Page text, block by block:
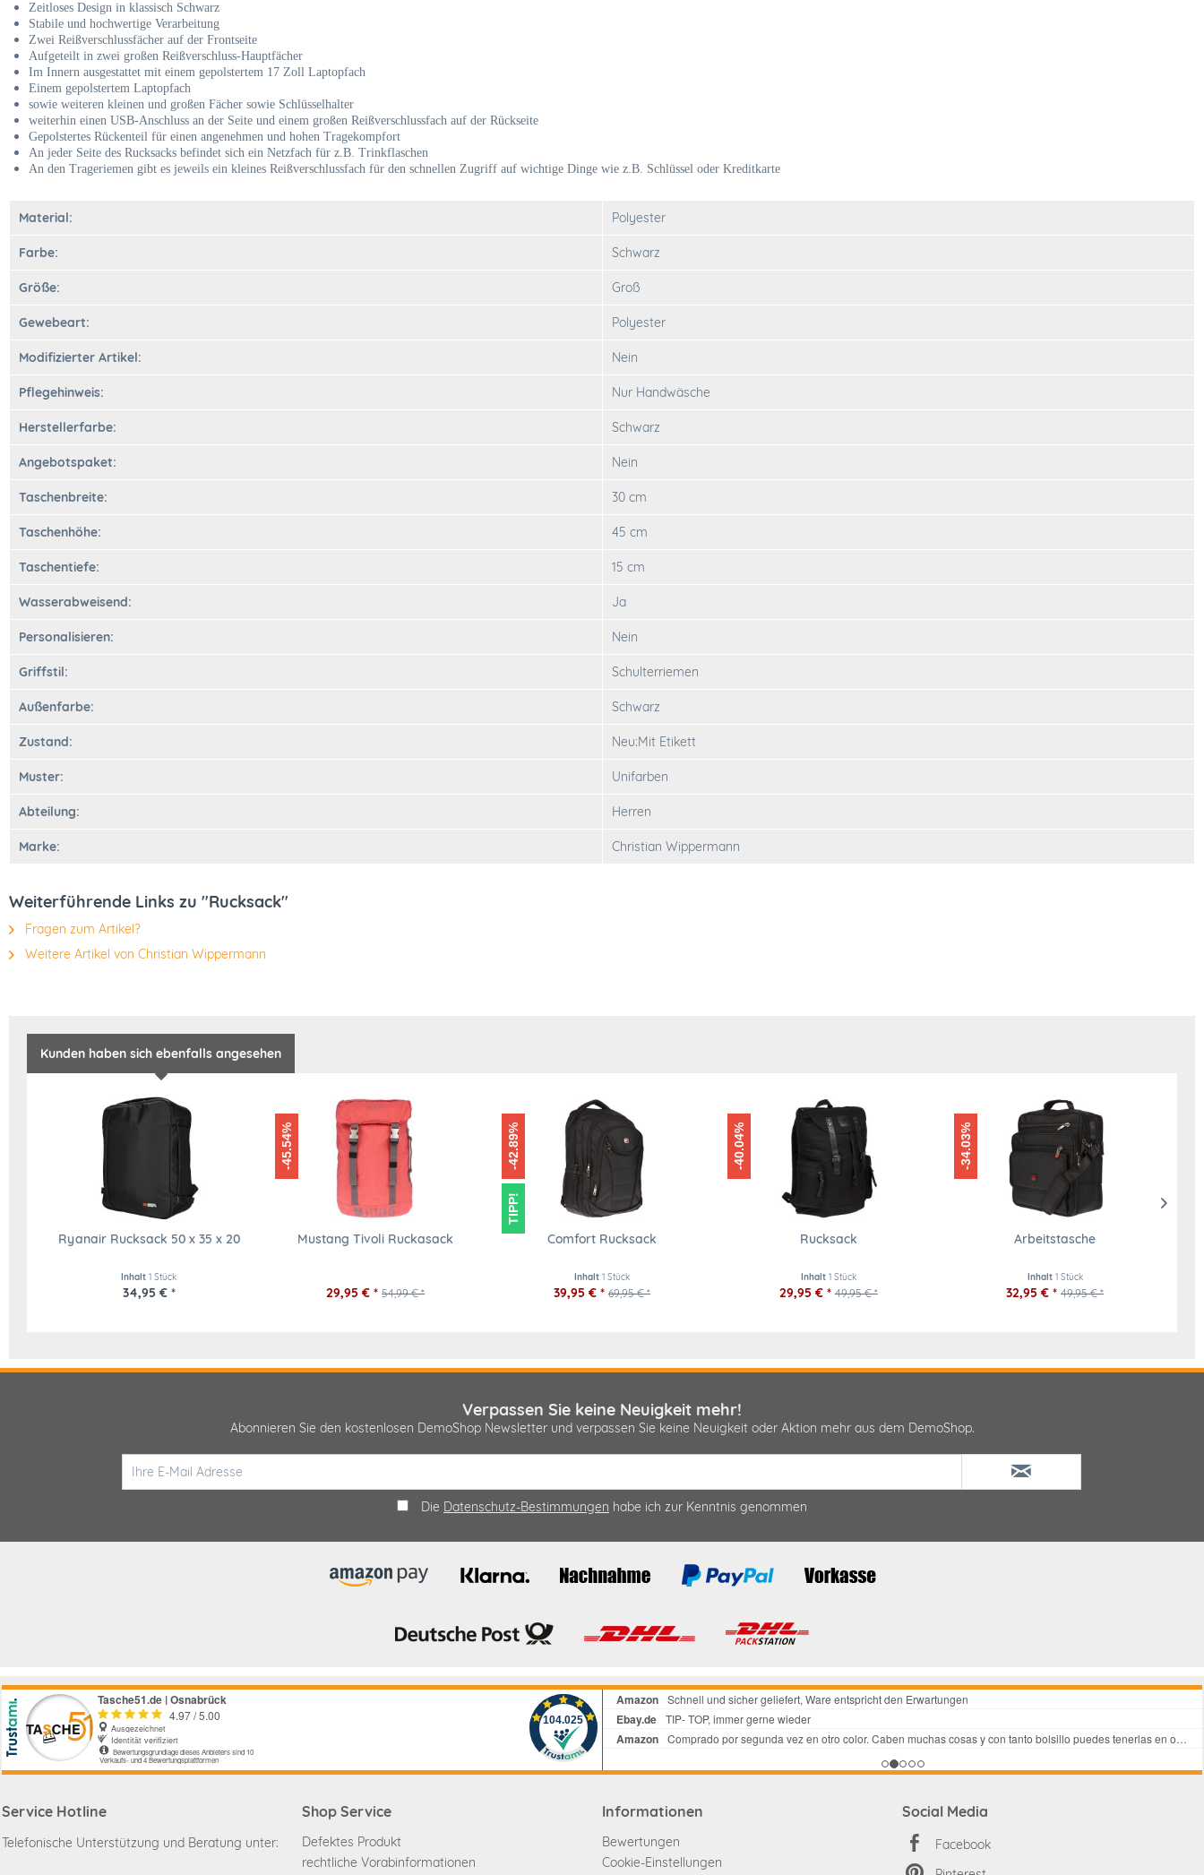
Zeitloses Design in klassisch Schwarz
Stabile und hochwertige Verarbeitung
Zwei Reißverschlussfächer auf der Frontseite
Aufgeteilt in zwei großen Reißverschluss-Hauptfächer
Im Innern ausgestattet mit einem gepolstertem 17 Zoll Laptopfach
Einem gepolstertem Laptopfach
sowie weiteren kleinen und großen Fächer sowie Schlüsselhalter
weiterhin einen USB-Anschluss an der Seite und einem großen Reißverschlussfach auf der Rückseite
Gepolstertes Rückenteil für einen angenehmen und hohen Tragekompfort
An jeder Seite des Rucksacks befindet sich ein Netzfach für z.B. Trinkflaschen
An den Trageriemen gibt es jeweils ein kleines Reißverschlussfach für den schnellen Zugriff auf wichtige Dinge wie z.B. Schlüssel oder Kreditkarte
Material: Polyester
Farbe: Schwarz
Größe: Groß
Gewebeart: Polyester
Modifizierter Artikel: Nein
Pflegehinweis: Nur Handwäsche
Herstellerfarbe: Schwarz
Angebotspaket: Nein
Taschenbreite: 30 cm
Taschenhöhe: 45 cm
Taschentiefe: 15 cm
Wasserabweisend: Ja
Personalisieren: Nein
Griffstil: Schulterriemen
Außenfarbe: Schwarz
Zustand: Neu:Mit Etikett
Muster: Unifarben
Abteilung: Herren
Marke: Christian Wippermann
Weiterführende Links zu "Rucksack"
Fragen zum Artikel?
Weitere Artikel von Christian Wippermann
Kunden haben sich ebenfalls angesehen
Ryanair Rucksack 50 x 35 x 20
Inhalt1 Stück
34,95 € *
-45.54%
Mustang Tivoli Ruckasack
29,95 € * 54,99 € *
-42.89%
TIPP!
Comfort Rucksack
Inhalt 1 Stück
39,95 € * 69,95 € *
-40.04%
Rucksack
Inhalt 1 Stück
29,95 € * 49,95 € *
-34.03%
Arbeitstasche
Inhalt 1 Stück
32,95 € * 49,95 € *
Verpassen Sie keine Neuigkeit mehr!
Abonnieren Sie den kostenlosen DemoShop Newsletter und verpassen Sie keine Neuigkeit oder Aktion mehr aus dem DemoShop.
Die Datenschutz-Bestimmungen habe ich zur Kenntnis genommen
Service Hotline
Telefonische Unterstützung und Beratung unter:
Shop Service
Defektes Produkt
rechtliche Vorabinformationen
Informationen
Bewertungen
Cookie-Einstellungen
Social Media
Facebook